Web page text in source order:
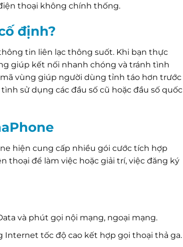
thoại không chính thống.
định?
tin liên lạc thông suốt. Khi bạn thực
giúp kết nối nhanh chóng và tránh tình
vùng giúp người dùng tỉnh táo hơn trước
sử dụng các đầu số cũ hoặc đầu số quốc
hiện cung cấp nhiều gói cước tích hợp
thoại để làm việc hoặc giải trí, việc đăng ký
và phút gọi nội mạng, ngoại mạng.
tốc độ cao kết hợp gọi thoại thả ga.